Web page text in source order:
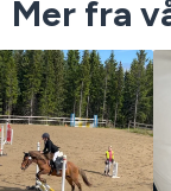
Mer fra